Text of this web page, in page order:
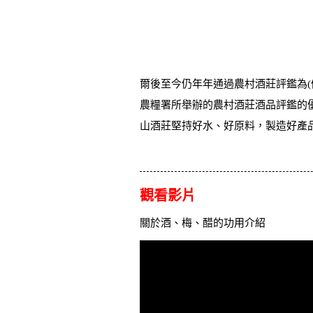
爾後至今仍年年通過農村酒莊評鑑
農糧署所舉辦的農村酒莊酒品評鑑
山酒莊堅持好水、好原料，製造好產
觀看影片
關於酒、梅、醋的功用介紹